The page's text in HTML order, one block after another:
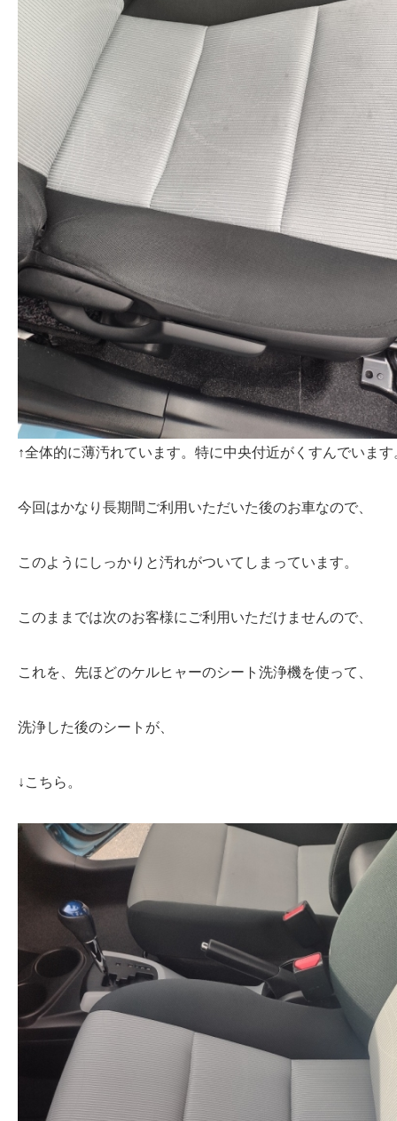
↑全体的に薄汚れています。特に中央付近がくすんでいます
今回はかなり長期間ご利用いただいた後のお車なので、
このようにしっかりと汚れがついてしまっています。
このままでは次のお客様にご利用いただけませんので、
これを、先ほどのケルヒャーのシート洗浄機を使って、
洗浄した後のシートが、
↓こちら。